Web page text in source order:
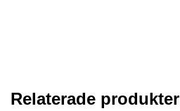
Relaterade produkter